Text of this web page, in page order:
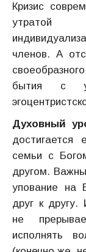
Кризис
утратой
членов. А
бытия с
Духовный
достигается
семьи с
другом.
упование на
друг к другу.
не
исполнять